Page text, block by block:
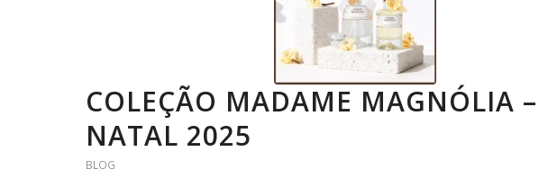
COLEÇÃO MADAME MAGNÓLIA –
NATAL 2025
BLOG